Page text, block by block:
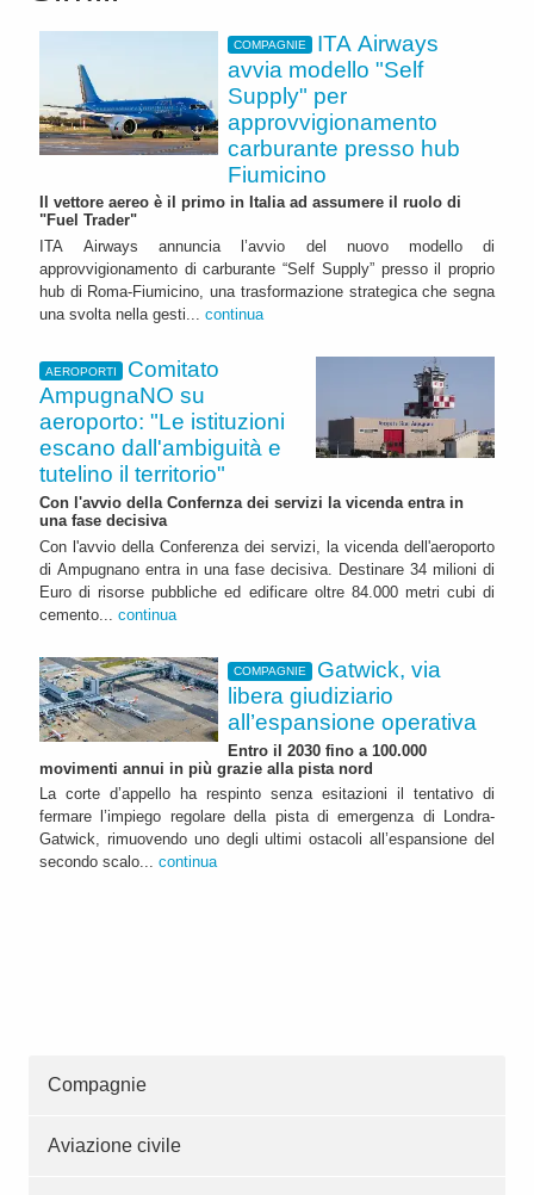
COMPAGNIE
ITA Airways
avvia modello "Self
Supply" per
approvvigionamento
carburante presso hub
Fiumicino
Il vettore aereo è il primo in Italia ad assumere il ruolo di
"Fuel Trader"
ITA Airways annuncia l’avvio del nuovo modello di
approvvigionamento di carburante “Self Supply” presso il proprio
hub di Roma-Fiumicino, una trasformazione strategica che segna
una svolta nella gesti... continua
AEROPORTI
Comitato
AmpugnaNO su
aeroporto: "Le istituzioni
escano dall'ambiguità e
tutelino il territorio"
Con l'avvio della Confernza dei servizi la vicenda entra in
una fase decisiva
Con l'avvio della Conferenza dei servizi, la vicenda dell'aeroporto
di Ampugnano entra in una fase decisiva. Destinare 34 milioni di
Euro di risorse pubbliche ed edificare oltre 84.000 metri cubi di
cemento... continua
COMPAGNIE
Gatwick, via
libera giudiziario
all’espansione operativa
Entro il 2030 fino a 100.000
movimenti annui in più grazie alla pista nord
La corte d’appello ha respinto senza esitazioni il tentativo di
fermare l’impiego regolare della pista di emergenza di Londra-
Gatwick, rimuovendo uno degli ultimi ostacoli all’espansione del
secondo scalo... continua
Compagnie
Aviazione civile